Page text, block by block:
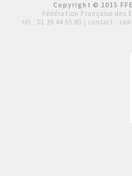
Copyright © 2015
Fédération Française des
tél : 01 39 44 65 80 | contact :